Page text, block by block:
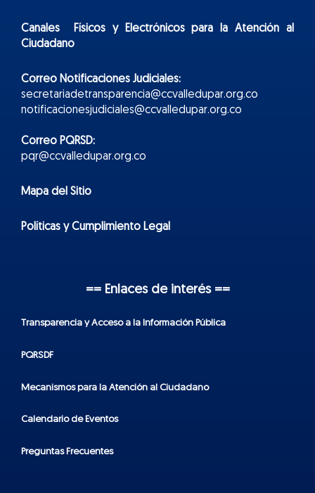
Canales Físicos yElectrónicospara la Atención al
Ciudadano
Correo Notificaciones Judiciales:
secretariadetransparencia@ccvalledupar.org.co
notificacionesjudiciales@ccvalledupar.org.co
Correo PQRSD:
pqr@ccvalledupar.org.co
Mapa del Sitio
Políticas y Cumplimiento Legal
== Enlaces de interés ==
Transparencia y Acceso a la Información Pública
PQRSDF
Mecanismos para la Atención al Ciudadano
Calendario de Eventos
Preguntas Frecuentes